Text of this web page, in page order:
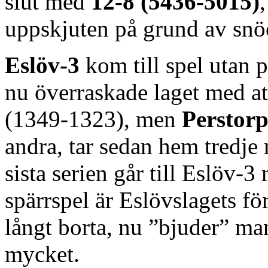
uppskjuten på grund av
Eslöv-3 kom till spel utan
nu överraskade laget med
(1349-1323), men
andra, tar sedan hem
sista serien går till Eslöv-3
spärrspel är Eslövslagets
långt borta, nu ”bjuder”
mycket.